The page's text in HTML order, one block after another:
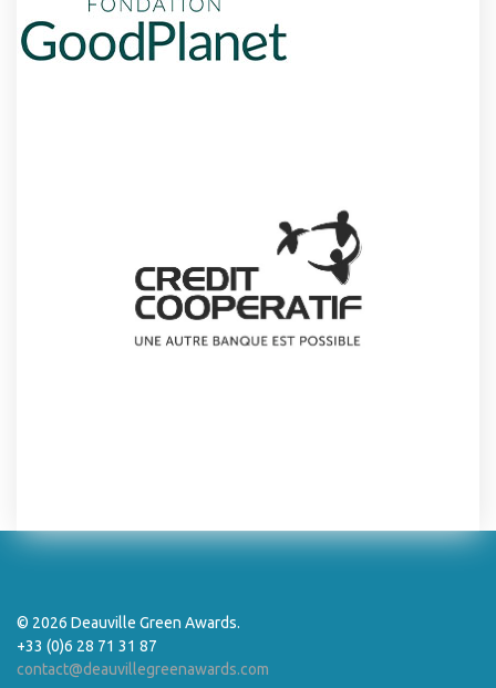
© 2026 Deauville Green Awards.
+33 (0)6 28 71 31 87
contact@deauvillegreenawards.com